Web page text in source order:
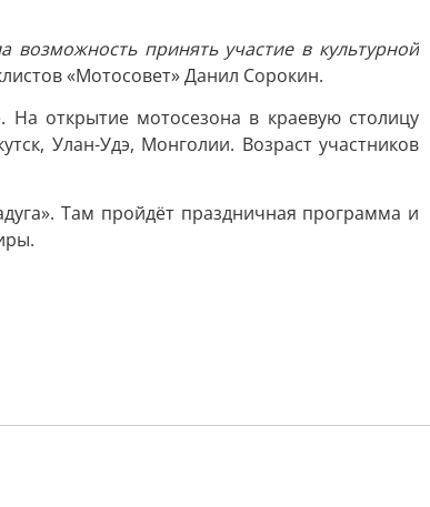
принять участие в культурной
«Мотосовет» Данил Сорокин.
открытие мотосезона в краевую столицу
Улан-Удэ, Монголии. Возраст участников
Там пройдёт праздничная программа и